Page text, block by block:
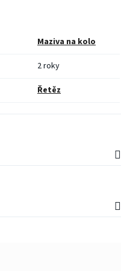
Maziva na kolo
2 roky
Řetěz